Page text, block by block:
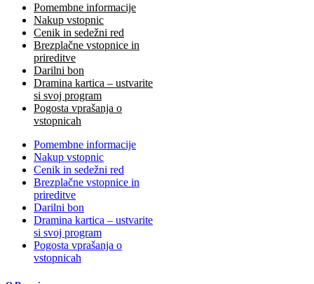
Pomembne informacije
Nakup vstopnic
Cenik in sedežni red
Brezplačne vstopnice in
prireditve
Darilni bon
Dramina kartica – ustvarite
si svoj program
Pogosta vprašanja o
vstopnicah
Pomembne informacije
Nakup vstopnic
Cenik in sedežni red
Brezplačne vstopnice in
prireditve
Darilni bon
Dramina kartica – ustvarite
si svoj program
Pogosta vprašanja o
vstopnicah